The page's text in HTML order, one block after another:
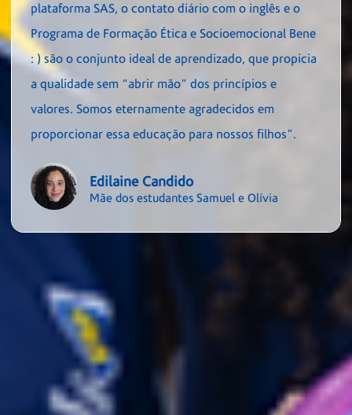
plataforma SAS, o contato diário com o inglês e o
Programa de Formação Ética e Socioemocional Bene
: ) são o conjunto ideal de aprendizado, que propicia
a qualidade sem “abrir mão” dos princípios e
valores. Somos eternamente agradecidos em
proporcionar essa educação para nossos filhos”.
Edilaine Candido
Mãe dos estudantes Samuel e Olívia